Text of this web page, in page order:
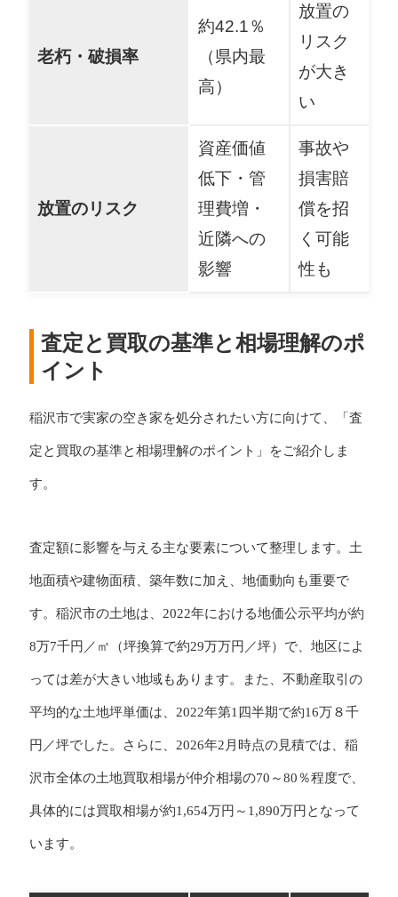
老朽・破損率
約42.1％
（県内最
高）
放置の
リスク
が大き
い
放置のリスク
資産価値
低下・管
理費増・
近隣への
影響
事故や
損害賠
償を招
く可能
性も
査定と買取の基準と相場理解のポ
イント
稲沢市で実家の空き家を処分されたい方に向けて、「査
定と買取の基準と相場理解のポイント」をご紹介しま
す。
査定額に影響を与える主な要素について整理します。土
地面積や建物面積、築年数に加え、地価動向も重要で
す。稲沢市の土地は、2022年における地価公示平均が約
8万7千円／㎡（坪換算で約29万万円／坪）で、地区によ
っては差が大きい地域もあります。また、不動産取引の
平均的な土地坪単価は、2022年第1四半期で約16万８千
円／坪でした。さらに、2026年2月時点の見積では、稲
沢市全体の土地買取相場が仲介相場の70～80％程度で、
具体的には買取相場が約1,654万円～1,890万円となって
います。